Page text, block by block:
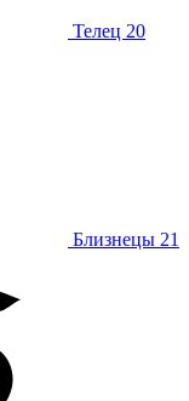
Телец 20
Близнецы 21